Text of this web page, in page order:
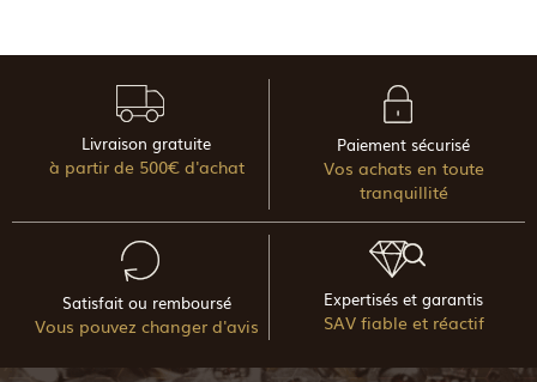
Livraison gratuite
à partir de 500€ d'achat
Paiement sécurisé
Vos achats en toute
tranquillité
Satisfait ou remboursé
Vous pouvez changer d'avis
Expertisés et garantis
SAV fiable et réactif